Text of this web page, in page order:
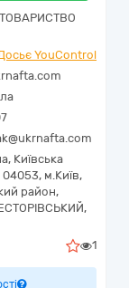
YouControl
, Київська
04053, м.Київ,
район,
1